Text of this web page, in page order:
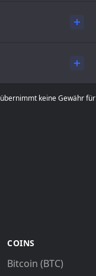
keine Gewähr für
COINS
Bitcoin (BTC)